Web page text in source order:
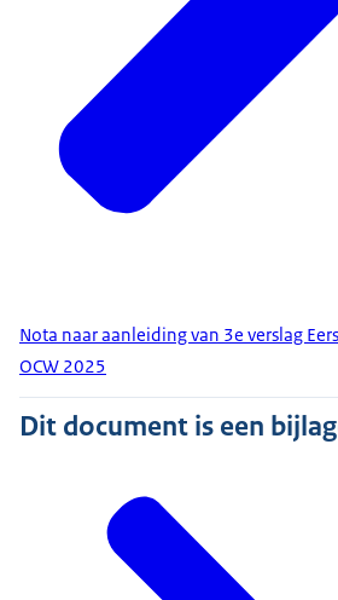
Nota naar aanleiding van 3e verslag
OCW 2025
Dit document is een